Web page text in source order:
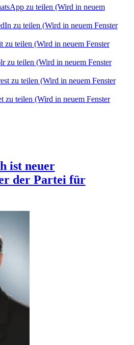
zu teilen (Wird in neuem
zu teilen (Wird in neuem Fenster
teilen (Wird in neuem Fenster
zu teilen (Wird in neuem Fenster
zu teilen (Wird in neuem Fenster
zu teilen (Wird in neuem Fenster
ist neuer
der Partei für